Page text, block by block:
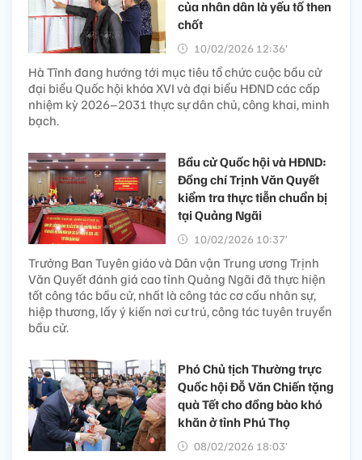
của nhân dân là yếu tố then
chốt
10/02/2026 12:36’
Hà Tĩnh đang hướng tới mục tiêu tổ chức cuộc bầu cử
đại biểu Quốc hội khóa XVI và đại biểu HĐND các cấp
nhiệm kỳ 2026–2031 thực sự dân chủ, công khai, minh
bạch.
Bầu cử Quốc hội và HĐND:
Đồng chí Trịnh Văn Quyết
kiểm tra thực tiễn chuẩn bị
tại Quảng Ngãi
10/02/2026 10:37’
Trưởng Ban Tuyên giáo và Dân vận Trung ương Trịnh
Văn Quyết đánh giá cao tỉnh Quảng Ngãi đã thực hiện
tốt công tác bầu cử, nhất là công tác cơ cấu nhân sự,
hiệp thương, lấy ý kiến nơi cư trú, công tác tuyên truyền
bầu cử.
Phó Chủ tịch Thường trực
Quốc hội Đỗ Văn Chiến tặng
quà Tết cho đồng bào khó
khăn ở tỉnh Phú Thọ
08/02/2026 18:03’